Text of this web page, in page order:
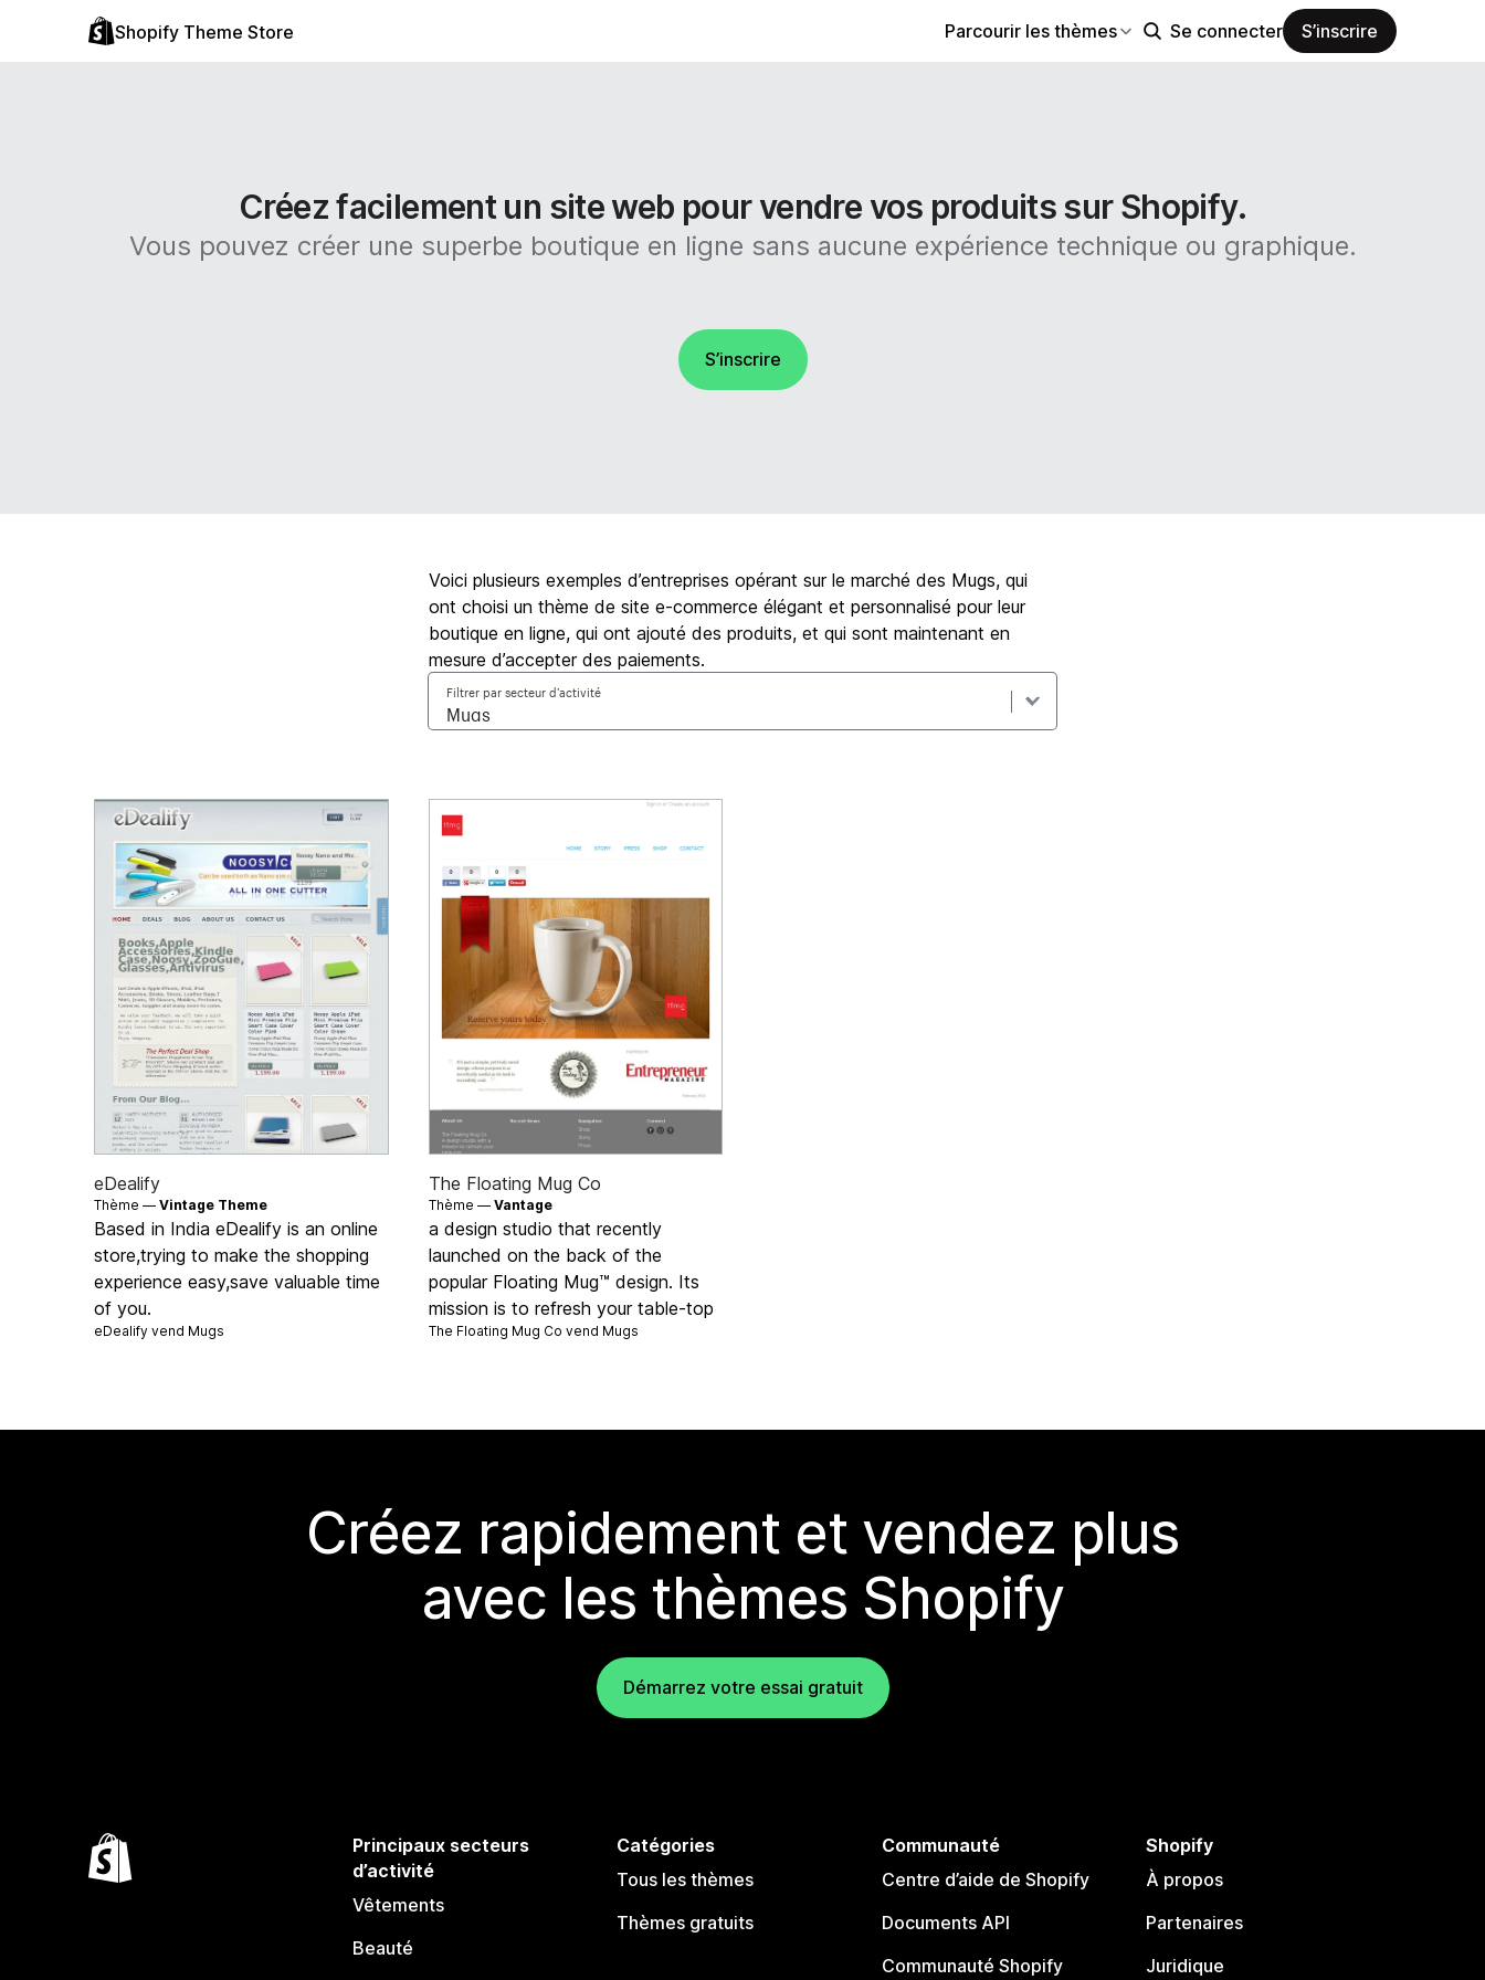
Shopify Theme Store Parcourir les thèmes Se connecter S’inscrire
Créez facilement un site web pour vendre vos produits sur Shopify.
Vous pouvez créer une superbe boutique en ligne sans aucune expérience technique ou graphique.
S’inscrire
Voici plusieurs exemples d’entreprises opérant sur le marché des Mugs, qui
ont choisi un thème de site e-commerce élégant et personnalisé pour leur
boutique en ligne, qui ont ajouté des produits, et qui sont maintenant en
mesure d’accepter des paiements.
Filtrer par secteur d’activité
eDealify
Thème —Vintage Theme
Based in India eDealify is an online
store,trying to make the shopping
experience easy,save valuable time
of you.
eDealify vend Mugs
The Floating Mug Co
Thème — Vantage
a design studio that recently
launched on the back of the
popular Floating Mug™ design. Its
mission is to refresh your table-top
The Floating Mug Co vend Mugs
Créez rapidement et vendez plus
avec les thèmes Shopify
Démarrez votre essai gratuit
Principaux secteurs
d’activité
Vêtements
Beauté
Catégories
Tous les thèmes
Thèmes gratuits
Communauté
Centre d’aide de Shopify
Documents API
Communauté Shopify
Shopify
À propos
Partenaires
Juridique